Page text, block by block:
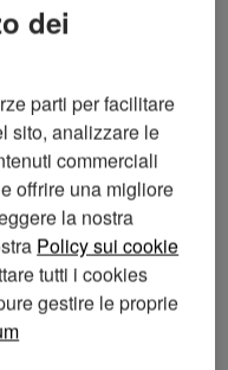
parti per facilitare
sito, analizzare le
commerciali
offrire una migliore
la nostra
Policy sui cookie
tutti i cookies
gestire le proprie